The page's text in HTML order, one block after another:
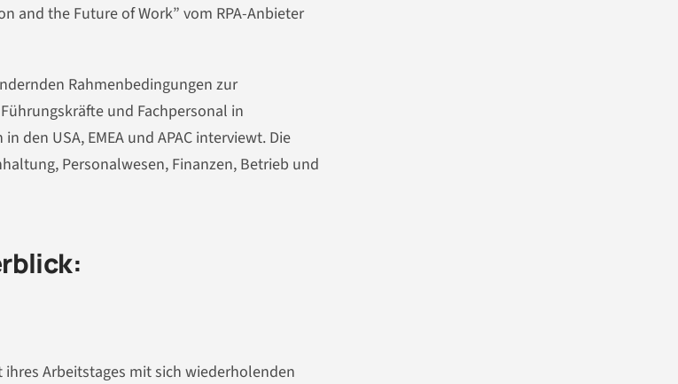
and the Future of Work” vom RPA-Anbieter
Rahmenbedingungen zur
und Fachpersonal in
den USA, EMEA und APAC interviewt. Die
Personalwesen, Finanzen, Betrieb und
Arbeitstages mit sich wiederholenden